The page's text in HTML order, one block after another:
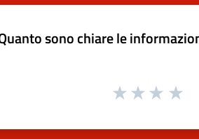
sono chiare le